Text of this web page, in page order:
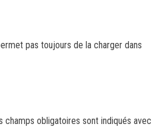
pas toujours de la charger dans
champs obligatoires sont indiqués avec